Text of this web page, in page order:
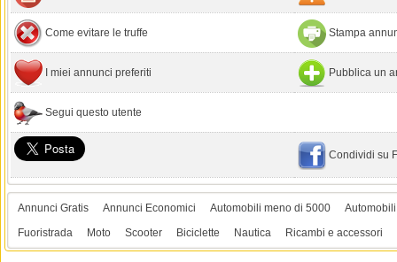
Come evitare le truffe Stampa
I miei annunci preferiti Pubblica un
Segui questo utente
Condividi su
Annunci Gratis Annunci Economici Automobili meno di 5000
Fuoristrada
Moto Scooter Biciclette Nautica Ricambi e accessori